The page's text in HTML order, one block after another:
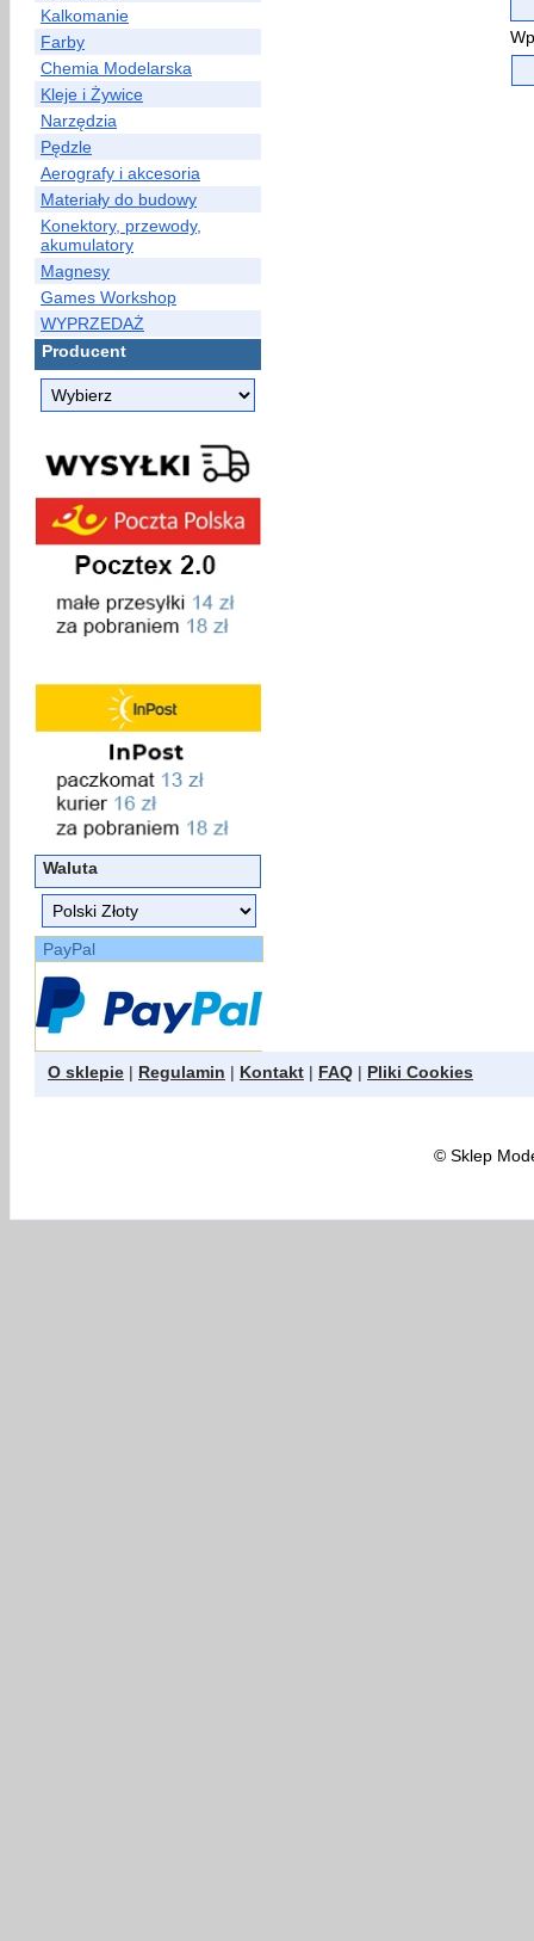
Kalkomanie
Farby
Chemia Modelarska
Kleje i Żywice
Narzędzia
Pędzle
Aerografy i akcesoria
Materiały do budowy
Konektory, przewody,
akumulatory
Magnesy
Games Workshop
WYPRZEDAŻ
Producent
Waluta
PayPal
O sklepie | Regulamin | Kontakt | FAQ | Pliki Cookies
©Sklep